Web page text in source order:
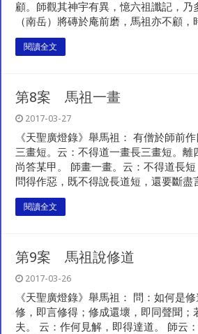
顧。師觀其神宇有異，憶六祖讖記，乃
（南岳）將磚於庵前磨，馬祖亦不顧，
閱讀全文
第8案 馬祖一畫
2017-03-27
《天聖廣燈錄》舉馬祖： 有僧於師前
三畫短。云：不得道一畫長三畫短。離
尚答某甲。 師畫一畫。云：不得道長
問得作惡，既不得說長道短，還要斷盡
閱讀全文
第9案 馬祖說修道
2017-03-26
《天聖廣燈錄》舉馬祖： 問：如何是
修，即言修得；修成還壞，即同聲聞；
夫。 云：作何見解，即得達道。 師云